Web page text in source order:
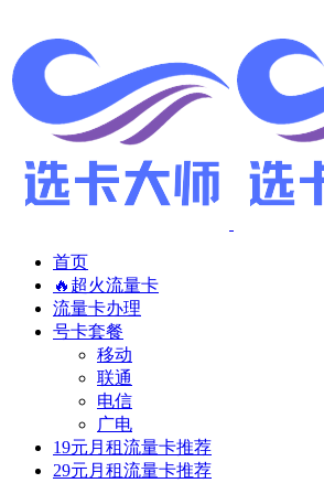
首页
🔥超火流量卡
流量卡办理
号卡套餐
移动
联通
电信
广电
19元月租流量卡推荐
29元月租流量卡推荐